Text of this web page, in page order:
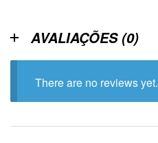
AVALIAÇÕES (0)
There are no reviews yet.